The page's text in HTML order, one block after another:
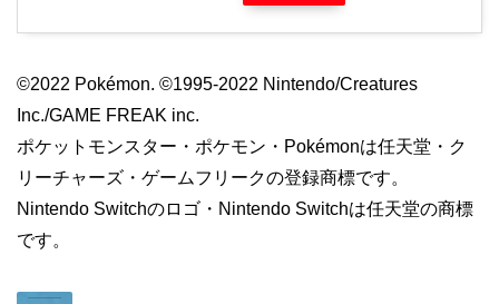
©2022 Pokémon. ©1995-2022 Nintendo/Creatures
Inc./GAME FREAK inc.
ポケットモンスター・ポケモン・Pokémonは任天堂・ク
リーチャーズ・ゲームフリークの登録商標です。
Nintendo Switchのロゴ・Nintendo Switchは任天堂の商標
です。